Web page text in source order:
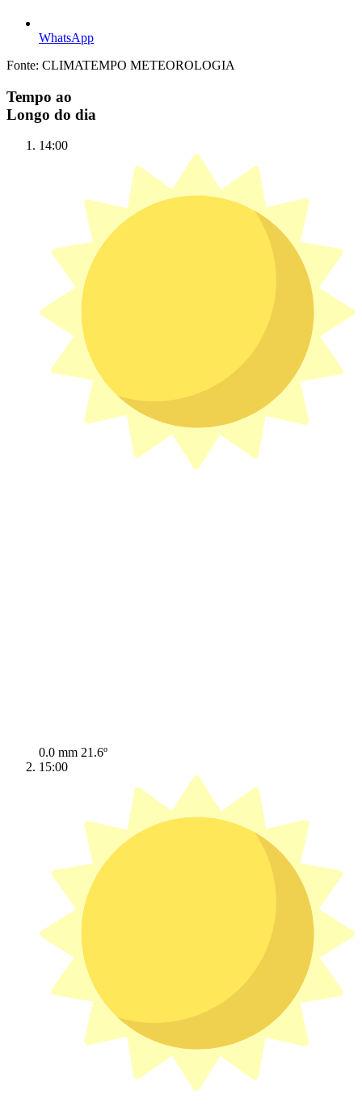
WhatsApp
Fonte: CLIMATEMPO METEOROLOGIA
Tempo ao
Longo do dia
14:00
0.0 mm 21.6º
15:00